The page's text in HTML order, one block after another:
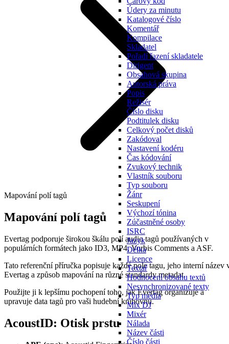
Údery za minutu
Katalogové číslo
Komentář
Kompilace
Skladatel
Pořadí řazení skladatele
Dirigent
Obsahová skupina
Autorská práva
Popis
Režisér
Číslo disku
Podtitulek disku
Celkový počet disků
Zakódoval
Nastavení kodéru
Čas kódování
Zvukový technik
Vlastník souboru
Typ souboru
Žánr
Seskupení
Výchozí tónina
Zúčastněné osoby
ISRC
Jazyk
Délka
Licence
Textař
Hodnocení obsahu textů
Nesynchronizované texty
Typ média
Mix DJ
Mixér
Nálada
Název části
Číslo části
Mapování polí tagů
Mapování polí tagů
Evertag podporuje širokou škálu polí audio tagů používaných v
populárních formátech jako ID3, MP4, Vorbis Comments a ASF.
Tato referenční příručka popisuje každé pole tagu, jeho interní název
Evertag a způsob mapování na různé standardy metadat.
Použijte ji k lepšímu pochopení toho, jak Evertag organizuje a
upravuje data tagů pro vaši hudební knihovnu.
AcoustID: Otisk prstu